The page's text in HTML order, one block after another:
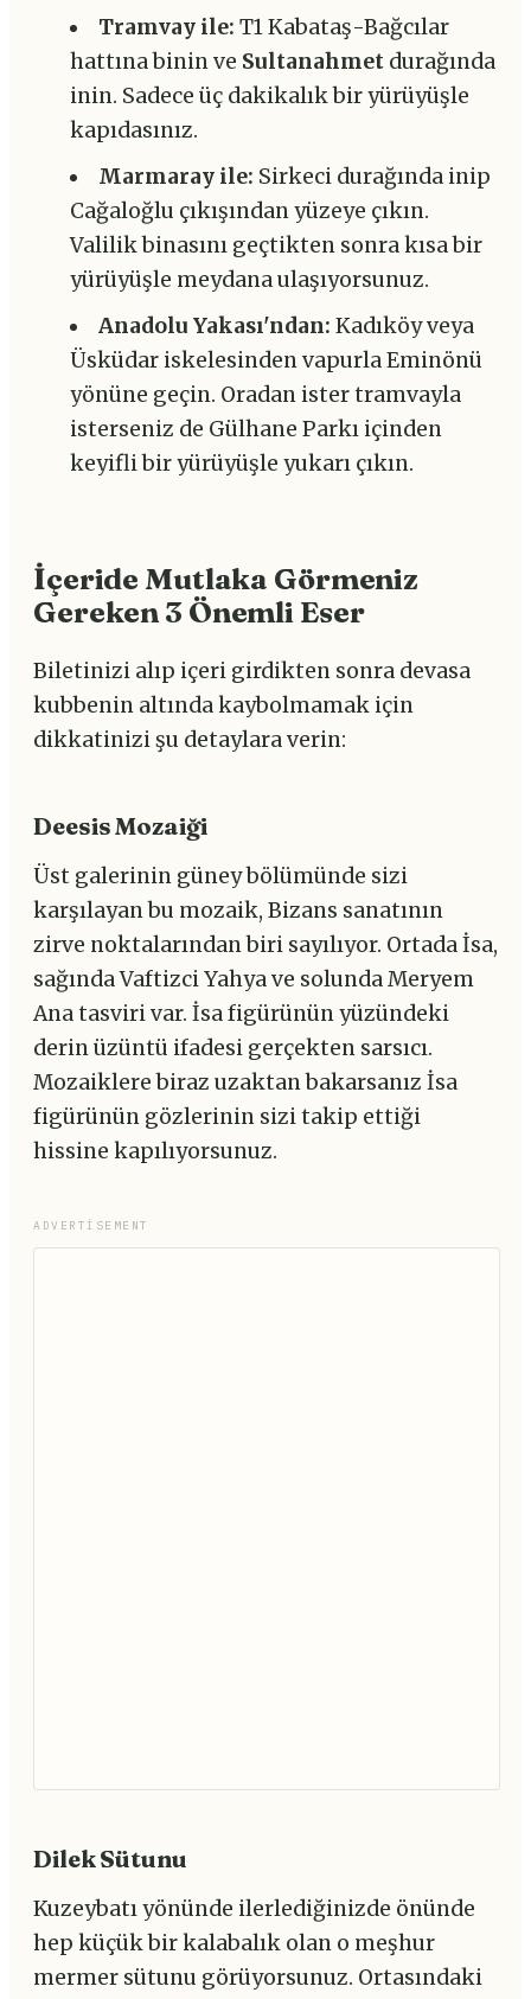
Tramvay ile: T1 Kabataş-Bağcılar
hattına binin ve Sultanahmetdurağında
inin. Sadece üç dakikalık bir yürüyüşle
kapıdasınız.
Marmaray ile: Sirkeci durağında inip
Cağaloğlu çıkışından yüzeye çıkın.
Valilik binasını geçtikten sonra kısa bir
yürüyüşle meydana ulaşıyorsunuz.
Anadolu Yakası'ndan: Kadıköy veya
Üsküdar iskelesinden vapurla Eminönü
yönüne geçin. Oradan ister tramvayla
isterseniz de Gülhane Parkı içinden
keyifli bir yürüyüşle yukarı çıkın.
İçeride Mutlaka Görmeniz
Gereken 3 Önemli Eser
Biletinizi alıp içeri girdikten sonra devasa
kubbenin altında kaybolmamak için
dikkatinizi şu detaylara verin:
Deesis Mozaiği
Üst galerinin güney bölümünde sizi
karşılayan bu mozaik, Bizans sanatının
zirve noktalarından biri sayılıyor. Ortada İsa,
sağında Vaftizci Yahya ve solunda Meryem
Ana tasviri var. İsa figürünün yüzündeki
derin üzüntü ifadesi gerçekten sarsıcı.
Mozaiklere biraz uzaktan bakarsanız İsa
figürünün gözlerinin sizi takip ettiği
hissine kapılıyorsunuz.
ADVERTISEMENT
Dilek Sütunu
Kuzeybatı yönünde ilerlediğinizde önünde
hep küçük bir kalabalık olan o meşhur
mermer sütunu görüyorsunuz. Ortasındaki